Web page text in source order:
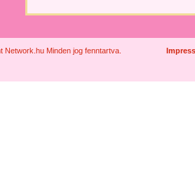
Network.hu Minden jog fenntartva.